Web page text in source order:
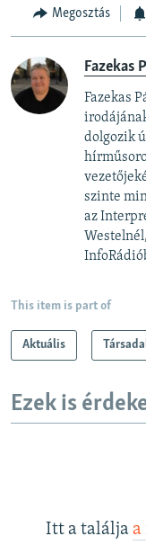
Megosztás
Fazekas
Fazekas
dolgozik
szinte
az
This item is part of
Aktuális
Ezek is
Itt a találja